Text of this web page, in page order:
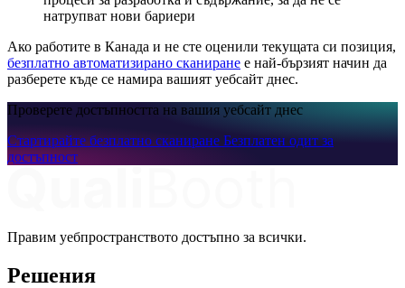
натрупват нови бариери
Ако работите в Канада и не сте оценили текущата си позиция,
безплатно автоматизирано сканиране е най-бързият начин да
разберете къде се намира вашият уебсайт днес.
Проверете достъпността на вашия уебсайт днес
Стартирайте безплатно сканиране Безплатен одит за
достъпност
Правим уебпространството достъпно за всички.
Решения